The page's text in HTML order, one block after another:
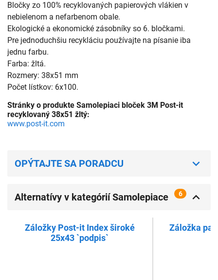
Bločky zo 100% recyklovaných papierových vlákien v
nebielenom a nefarbenom obale.
Ekologické a ekonomické zásobníky so 6. bločkami.
Pre jednoduchšiu recykláciu používajte na písanie iba
jednu farbu.
Farba: žltá.
Rozmery: 38x51 mm
Počet lístkov: 6x100.
Stránky o produkte Samolepiaci bloček 3M Post-it
recyklovaný 38x51 žltý:
www.post-it.com
OPÝTAJTE SA PORADCU
Alternatívy v kategórií Samolepiace
6
Záložky Post-it Index široké
25x43 `podpis`
Záložka